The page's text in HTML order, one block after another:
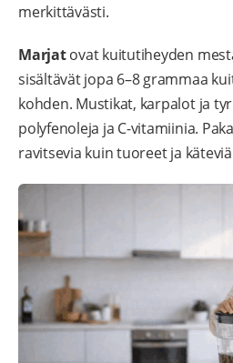
merkittävästi.
Marjatovat kuitutiheyden
sisältävät jopa 6–8 grammaa
kohden. Mustikat, karpalot ja
polyfenoleja ja C-vitamiinia.
ravitsevia kuin tuoreet ja